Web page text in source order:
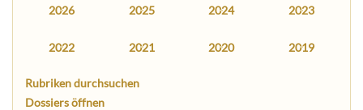
2026 2025 2024 2023
2022 2021 2020 2019
Rubriken durchsuchen
Dossiers öffnen